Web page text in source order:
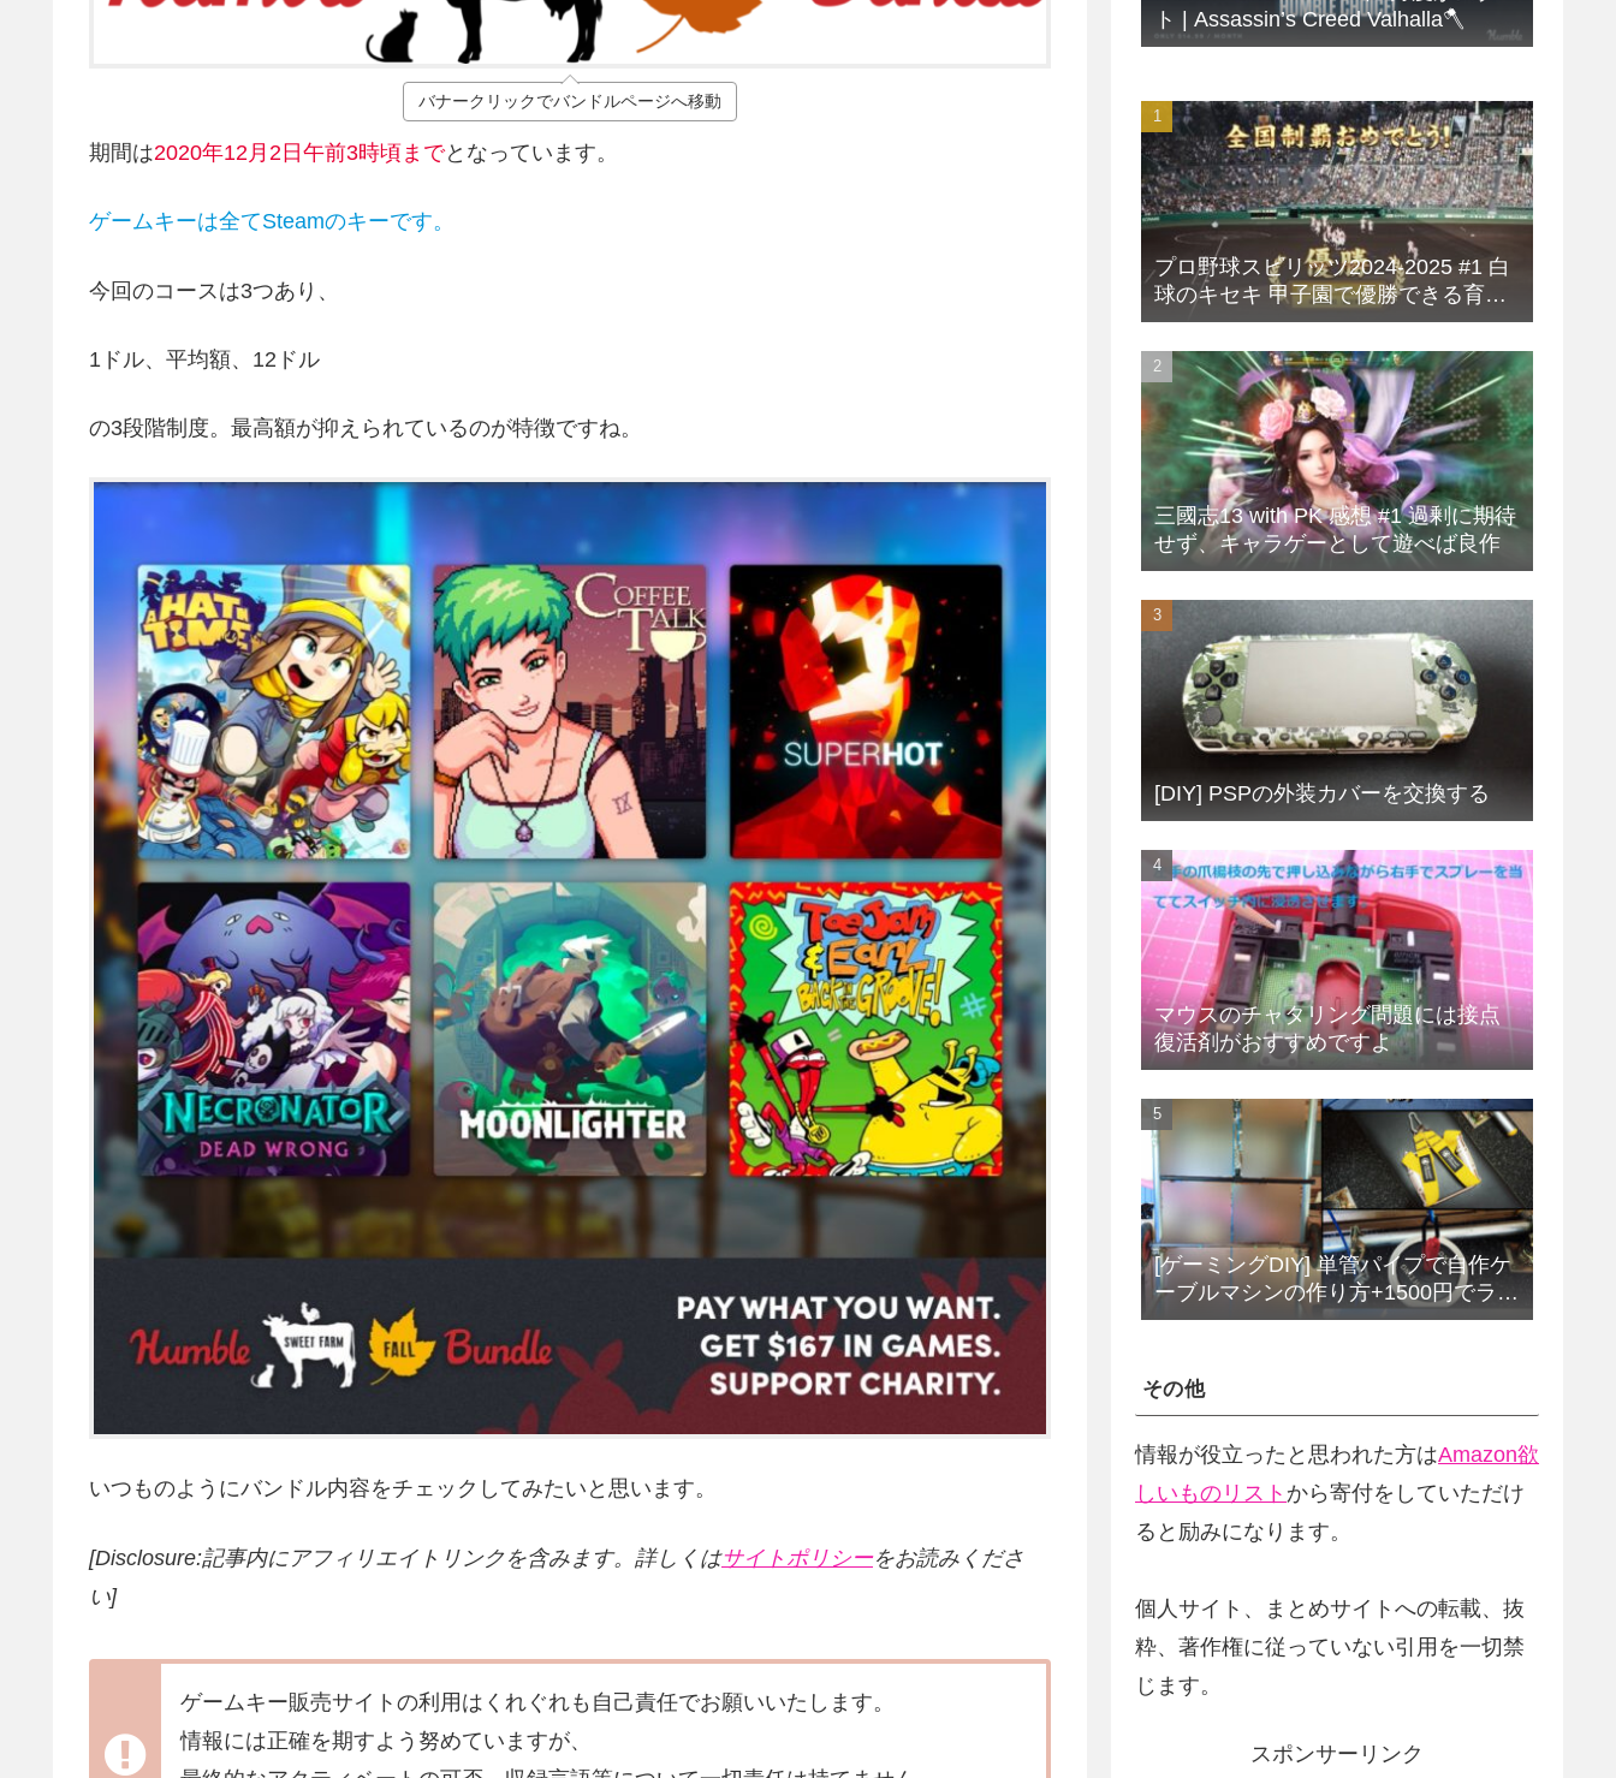
バナークリックでバンドルページへ移動
期間は2020年12月2日午前3時頃までとなっています。
ゲームキーは全てSteamのキーです。
今回のコースは3つあり、
1ドル、平均額、12ドル
の3段階制度。最高額が抑えられているのが特徴ですね。
いつものようにバンドル内容をチェックしてみたいと思います。
[Disclosure:記事内にアフィリエイトリンクを含みます。詳しくはサイトポリシーをお読みくださ
い]
ゲームキー販売サイトの利用はくれぐれも自己責任でお願いいたします。
情報には正確を期すよう努めていますが、
ト | Assassin’s Creed Valhalla🪓
プロ野球スピリッツ2024-2025 #1 白
球のキセキ 甲子園で優勝できる育成
方法
三國志13 with PK 感想 #1 過剰に期待
せず、キャラゲーとして遊べば良作
[DIY] PSPの外装カバーを交換する
マウスのチャタリング問題には接点
復活剤がおすすめですよ
[ゲーミングDIY] 単管パイプで自作ケ
ーブルマシンの作り方+1500円でラッ
トプルダウンバーをDIY
その他
情報が役立ったと思われた方はAmazon欲
しいものリスト から寄付をしていただけ
ると励みになります。
個人サイト、まとめサイトへの転載、抜
粋、著作権に従っていない引用を一切禁
じます。
スポンサーリンク